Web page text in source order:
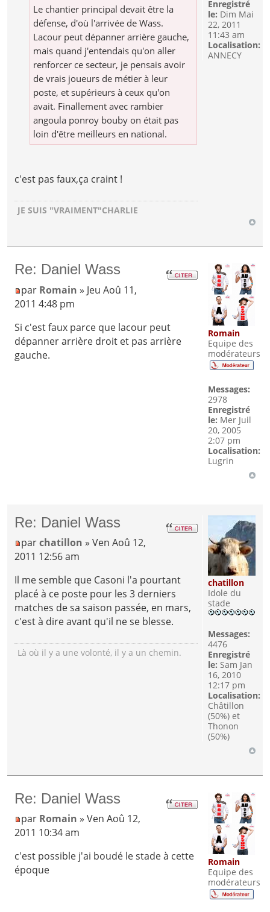
Le chantier principal devait être la
défense, d'où l'arrivée de Wass.
Lacour peut dépanner arrière gauche,
mais quand j'entendais qu'on aller
renforcer ce secteur, je pensais avoir
de vrais joueurs de métier à leur
poste, et supérieurs à ceux qu'on
avait. Finallement avec rambier
angoula ponroy bouby on était pas
loin d'être meilleurs en national.
c'est pas faux,ça craint !
JE SUIS "VRAIMENT"CHARLIE
Enregistré
le: Dim Mai
22, 2011
11:43 am
Localisation:
ANNECY
Re: Daniel Wass
par Romain » Jeu Aoû 11,
2011 4:48 pm
Si c'est faux parce que lacour peut
dépanner arrière droit et pas arrière
gauche.
Romain
Equipe des
modérateurs
Messages:
2978
Enregistré
le: Mer Juil
20, 2005
2:07 pm
Localisation:
Lugrin
Re: Daniel Wass
parchatillon » Ven Aoû 12,
2011 12:56 am
Il me semble que Casoni l'a pourtant
placé à ce poste pour les 3 derniers
matches de sa saison passée, en mars,
c'est à dire avant qu'il ne se blesse.
Là où il y a une volonté, il y a un chemin.
chatillon
Idole du
stade
Messages:
4476
Enregistré
le: Sam Jan
16, 2010
12:17 pm
Localisation:
Châtillon
(50%) et
Thonon
(50%)
Re: Daniel Wass
par Romain » Ven Aoû 12,
2011 10:34 am
c'est possible j'ai boudé le stade à cette
époque
Romain
Equipe des
modérateurs